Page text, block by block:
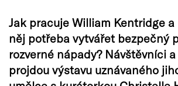
Jak pracuje William Kentridge
něj potřeba vytvářet bezpečný
rozverné nápady? Návštěvníci
projdou výstavu uznávaného